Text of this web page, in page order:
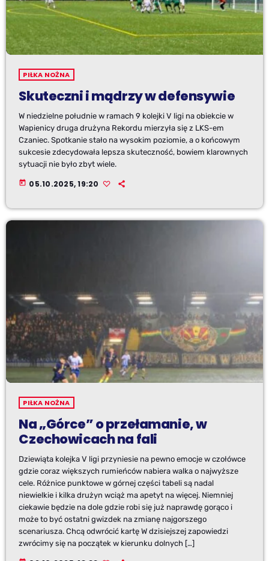
PIŁKA NOŻNA
Skuteczni i mądrzy w defensywie
W niedzielne południe w ramach 9 kolejki V ligi na obiekcie w
Wapienicy druga drużyna Rekordu mierzyła się z LKS-em
Czaniec. Spotkanie stało na wysokim poziomie, a o końcowym
sukcesie zdecydowała lepsza skuteczność, bowiem klarownych
sytuacji nie było zbyt wiele.
today 05.10.2025, 19:20
PIŁKA NOŻNA
Na „Górce” o przełamanie, w
Czechowicach na fali
Dziewiąta kolejka V ligi przyniesie na pewno emocje w czołówce
gdzie coraz większych rumieńców nabiera walka o najwyższe
cele. Różnice punktowe w górnej części tabeli są nadal
niewielkie i kilka drużyn wciąż ma apetyt na więcej. Niemniej
ciekawie będzie na dole gdzie robi się już naprawdę gorąco i
może to być ostatni gwizdek na zmianę najgorszego
scenariusza. Chcą odwrócić kartę W dzisiejszej zapowiedzi
zwrócimy się na początek w kierunku dolnych […]